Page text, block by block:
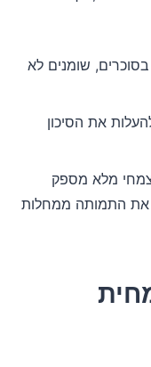
שומנים לא
את הסיכון
צמחי מלא מספק
את התמותה ממחלות